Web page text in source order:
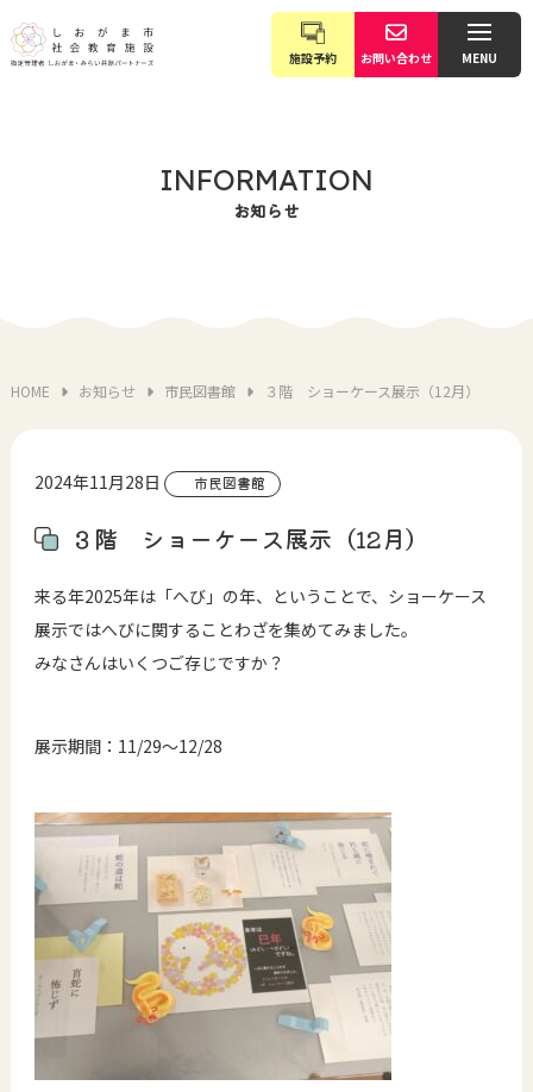
施設予約 お問い合わせ MENU
INFORMATION
お知らせ
HOME お知らせ 市民図書館 ３階 ショーケース展示（12月）
2024年11月28日 市民図書館
３階 ショーケース展示（12月）
来る年2025年は「へび」の年、ということで、ショーケース
展示ではへびに関することわざを集めてみました。
みなさんはいくつご存じですか？
展示期間：11/29～12/28